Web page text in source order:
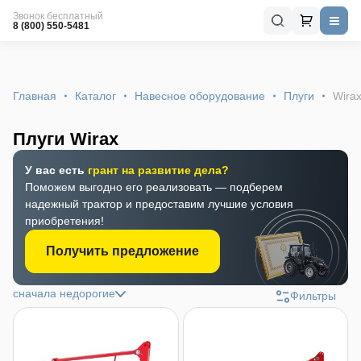
Звонок бесплатный
8 (800) 550-5481
Главная Каталог Навесное оборудование Плуги Wirax
Плуги Wirax
У вас есть грант на развитие дела?
Поможем выгодно его реализовать — подберем
надежный трактор и предоставим лучшие условия
приобретения!
Получить предложение
сначала недорогие Фильтры